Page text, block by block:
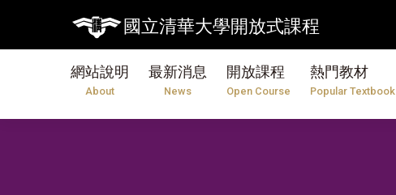
國立清華大學開放式課程
網站說明
About
最新消息
News
開放課程
Open Course
熱門教材
Popular Textbook